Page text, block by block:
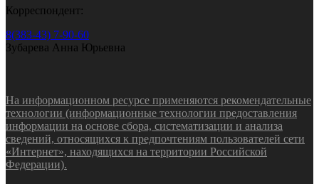
Корреспондент:
8(383-43) 7-90-60
Зубарева Анна Юрьевна
На информационном ресурсе применяются рекомендательные
технологии (информационные технологии предоставления
информации на основе сбора, систематизации и анализа
сведений, относящихся к предпочтениям пользователей сети
«Интернет», находящихся на территории Российской
Федерации).